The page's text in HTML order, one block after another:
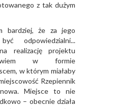
z tak dużym
bardziej, że za jego
odpowiedzialni...
realizację projektu
w formie
w którym miałaby
Rzepiennik
Miejsce to nie
– obecnie działa